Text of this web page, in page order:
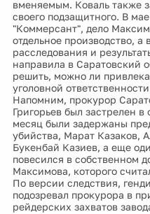
вменяемым. Коваль также
своего подзащитного. В
"Коммерсант", дело
отдельное производство,
расследования и
направила в Саратовский
решить, можно ли
уголовной
Напомним, прокурор
Григорьев был застрелен
месяц были задержаны
убийства, Марат Казаков,
Букенбай Казиев, а еще
повесился в собственном
Максимова, которого
По версии следствия,
подозревал прокурора в
рейдерских захватов